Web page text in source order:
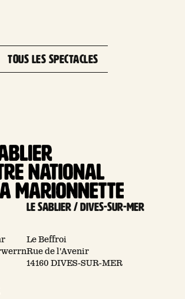
TOUS LES SPECTACLES
Le Sablier / Dives-sur-mer
Le Beffroi
Rue de l'Avenir
14160 DIVES-SUR-MER